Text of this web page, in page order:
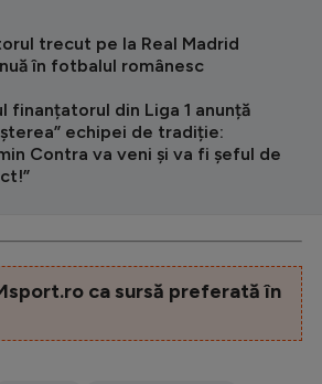
trecut pe la Real Madrid
în fotbalul românesc
finanțatorul din Liga 1 anunță
echipei de tradiție:
Contra va veni și va fi șeful de
ca sursă preferată în